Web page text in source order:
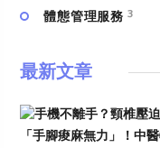
體態管理服務 3
最新文章